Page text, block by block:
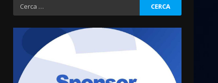
Ricerca
per:
La magia del Minareto e la
prima assoluta de “L’Albergo
Belvedere. Il rapimento”